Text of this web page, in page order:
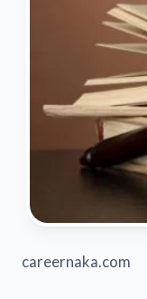
careernaka.com